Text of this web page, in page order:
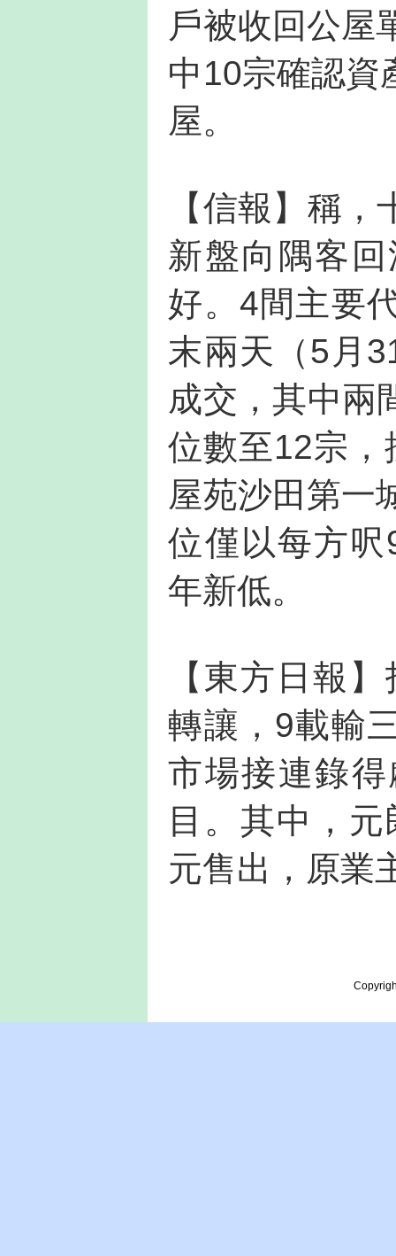
戶被收回公屋
中10宗確認資
屋。
【信報】稱
新盤向隅客
好。4間主要
末兩天（5月
成交，其中兩
位數至12宗
屋苑沙田第一
位僅以每方
年新低。
【東方日報
轉讓，9載輸
市場接連錄
目。其中，
元售出，原業